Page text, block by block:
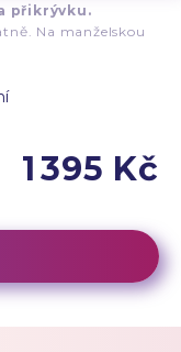
přikrývku.
Na manželskou
1 395 Kč